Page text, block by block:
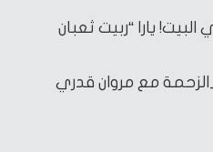
يارا “ربيت ثعبان
مع مروان قدري